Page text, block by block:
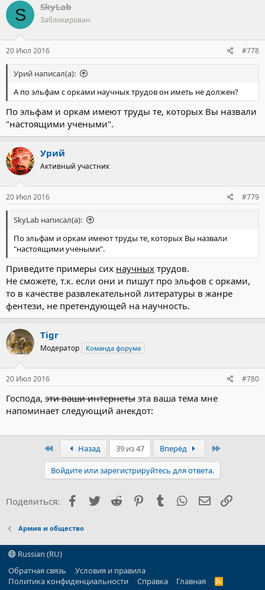
S SkyLab
Заблокирован
20 Июл 2016 #778
Урий написал(а):
А по эльфам с орками научных трудов он иметь не должен?
По эльфам и оркам имеют труды те, которых Вы назвали
"настоящими учеными".
Урий
Активный участник
20 Июл 2016 #779
SkyLab написал(а):
По эльфам и оркам имеют труды те, которых Вы назвали
"настоящими учеными".
Приведите примеры сих научных трудов.
Не сможете, т.к. если они и пишут про эльфов с орками,
то в качестве развлекательной литературы в жанре
фентези, не претендующей на научность.
Tigr
Модератор Команда форума
20 Июл 2016 #780
Господа, эти ваши интернеты эта ваша тема мне
напоминает следующий анекдот:
ПервыйНазад 39 из 47 Вперёд
Войдите или зарегистрируйтесь для ответа.
Поделиться: Facebook
Twitter Reddit PinterestTumblr WhatsApp
Армия и общество
Russian (RU)
Обратная связь
Условия и правила
Политика конфиденциальности
Справка Главная
R